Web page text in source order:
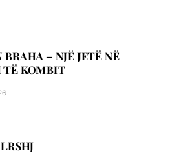
BRAHA – NJЁ JETЁ NЁ
TЁ KOMBIT